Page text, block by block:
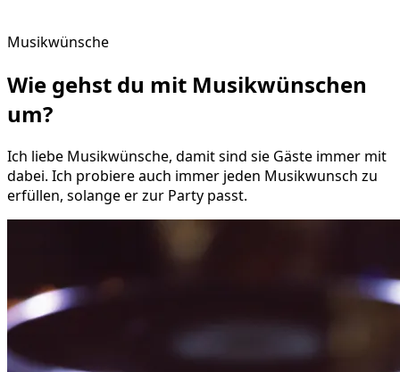
Musikwünsche
Wie gehst du mit Musikwünschen
um?
Ich liebe Musikwünsche, damit sind sie Gäste immer mit
dabei. Ich probiere auch immer jeden Musikwunsch zu
erfüllen, solange er zur Party passt.